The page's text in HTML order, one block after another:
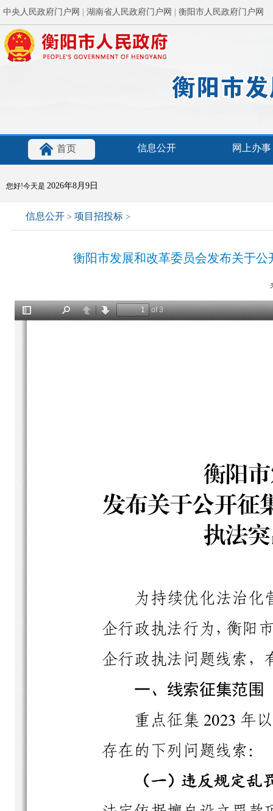
中央人民政府门户网 湖南省人民政府门户网 衡阳市人民政府门户网
首页 信息公开 网上办事
您好!今天是 2026年8月9日
信息公开 > 项目招投标 >
衡阳市发展和改革委员会发布关于